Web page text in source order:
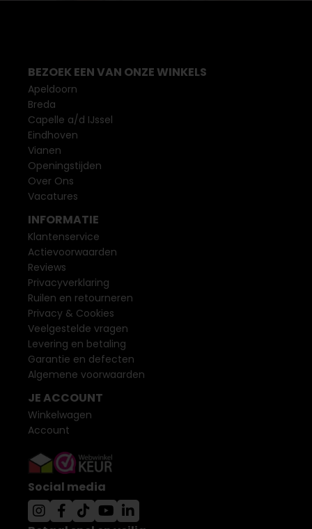
BEZOEK EEN VAN ONZE WINKELS
Apeldoorn
Breda
Capelle a/d IJssel
Eindhoven
Vianen
Openingstijden
Over Ons
Vacatures
INFORMATIE
Klantenservice
Actievoorwaarden
Reviews
Privacyverklaring
Ruilen en retourneren
Privacy & Cookies
Veelgestelde vragen
Levering en betaling
Garantie en defecten
Algemene voorwaarden
JE ACCOUNT
Winkelwagen
Account
Social media